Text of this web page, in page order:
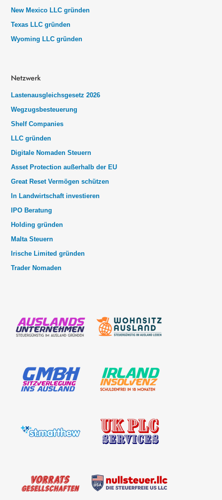
New Mexico LLC gründen
Texas LLC gründen
Wyoming LLC gründen
Netzwerk
Lastenausgleichsgesetz 2026
Wegzugsbesteuerung
Shelf Companies
LLC gründen
Digitale Nomaden Steuern
Asset Protection außerhalb der EU
Great Reset Vermögen schützen
In Landwirtschaft investieren
IPO Beratung
Holding gründen
Malta Steuern
Irische Limited gründen
Trader Nomaden